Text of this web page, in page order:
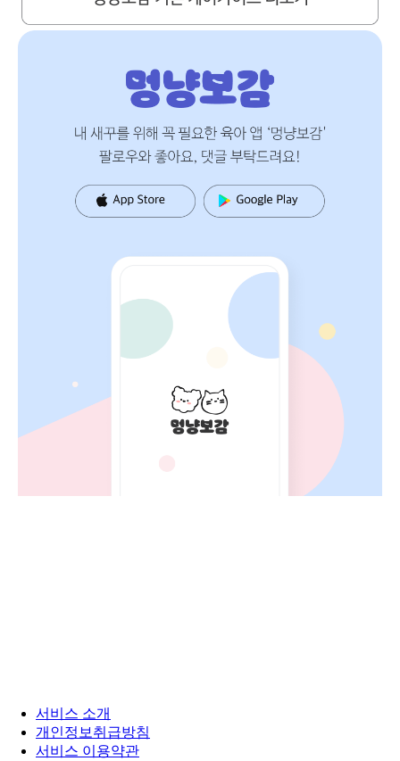
서비스 소개
개인정보취급방침
서비스 이용약관